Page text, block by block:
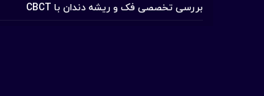
بررسی تخصصی فک و ریشه دندان با CBCT